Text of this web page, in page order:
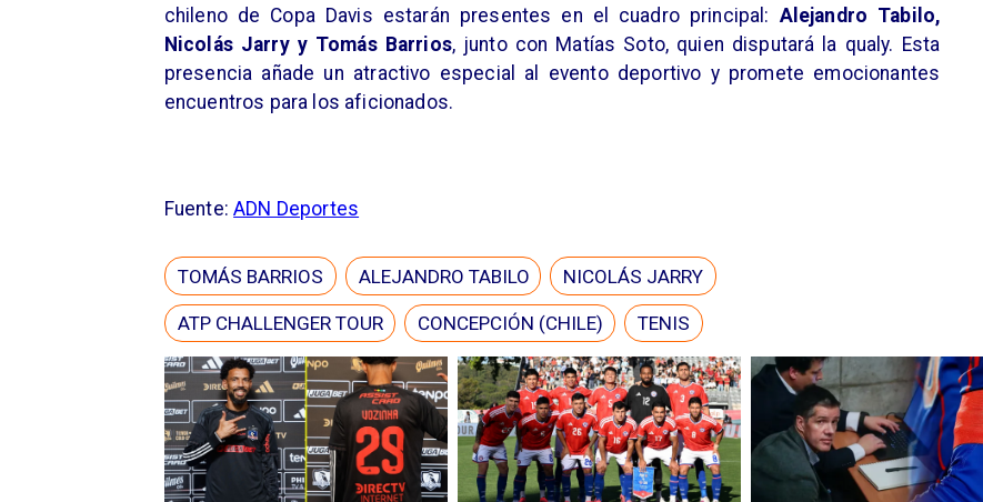
chileno de Copa Davis estarán presentes en el cuadro principal: Alejandro Tabilo,
Nicolás Jarry y Tomás Barrios, junto con Matías Soto, quien disputará la qualy. Esta
presencia añade un atractivo especial al evento deportivo y promete emocionantes
encuentros para los aficionados.
Fuente:ADN Deportes
TOMÁS BARRIOS ALEJANDRO TABILO NICOLÁS JARRY
ATP CHALLENGER TOUR CONCEPCIÓN (CHILE) TENIS